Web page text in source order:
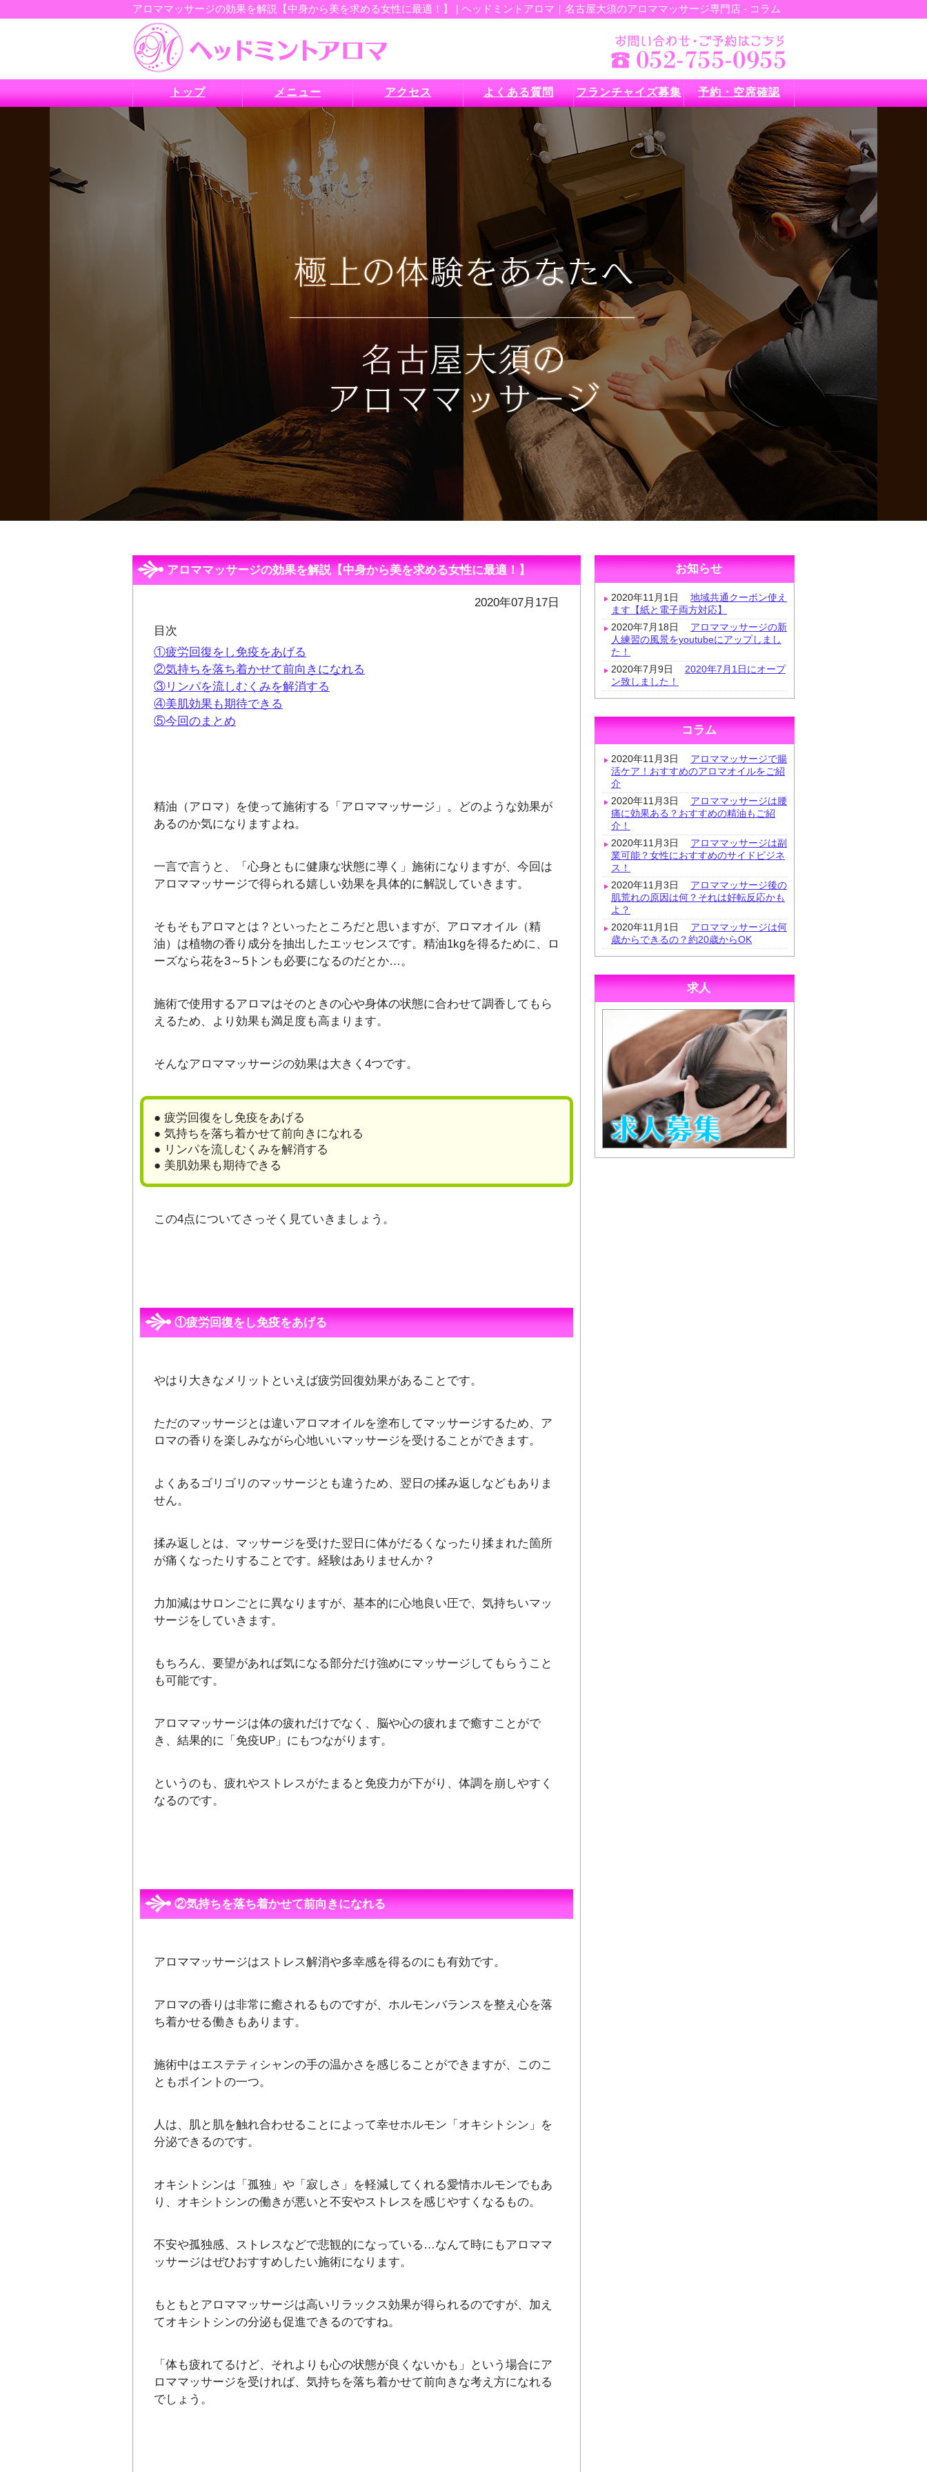
アロママッサージの効果を解説【中身から美を求める女性に最適！】 | ヘッドミントアロマ｜名古屋大須のアロママッサージ専門店 - コラム
トップ メニュー アクセス よくある質問 フランチャイズ募集 予約・空席確認
アロママッサージの効果を解説【中身から美を求める女性に最適！】
2020年07月17日
目次
①疲労回復をし免疫をあげる
②気持ちを落ち着かせて前向きになれる
③リンパを流しむくみを解消する
④美肌効果も期待できる
⑤今回のまとめ
精油（アロマ）を使って施術する「アロママッサージ」。どのような効果が
あるのか気になりますよね。
一言で言うと、「心身ともに健康な状態に導く」施術になりますが、今回は
アロママッサージで得られる嬉しい効果を具体的に解説していきます。
そもそもアロマとは？といったところだと思いますが、アロマオイル（精
油）は植物の香り成分を抽出したエッセンスです。精油1kgを得るために、ロ
ーズなら花を3～5トンも必要になるのだとか…。
施術で使用するアロマはそのときの心や身体の状態に合わせて調香してもら
えるため、より効果も満足度も高まります。
そんなアロママッサージの効果は大きく4つです。
● 疲労回復をし免疫をあげる
● 気持ちを落ち着かせて前向きになれる
● リンパを流しむくみを解消する
● 美肌効果も期待できる
この4点についてさっそく見ていきましょう。
①疲労回復をし免疫をあげる
やはり大きなメリットといえば疲労回復効果があることです。
ただのマッサージとは違いアロマオイルを塗布してマッサージするため、ア
ロマの香りを楽しみながら心地いいマッサージを受けることができます。
よくあるゴリゴリのマッサージとも違うため、翌日の揉み返しなどもありま
せん。
揉み返しとは、マッサージを受けた翌日に体がだるくなったり揉まれた箇所
が痛くなったりすることです。経験はありませんか？
力加減はサロンごとに異なりますが、基本的に心地良い圧で、気持ちいマッ
サージをしていきます。
もちろん、要望があれば気になる部分だけ強めにマッサージしてもらうこと
も可能です。
アロママッサージは体の疲れだけでなく、脳や心の疲れまで癒すことがで
き、結果的に「免疫UP」にもつながります。
というのも、疲れやストレスがたまると免疫力が下がり、体調を崩しやすく
なるのです。
②気持ちを落ち着かせて前向きになれる
アロママッサージはストレス解消や多幸感を得るのにも有効です。
アロマの香りは非常に癒されるものですが、ホルモンバランスを整え心を落
ち着かせる働きもあります。
施術中はエステティシャンの手の温かさを感じることができますが、このこ
ともポイントの一つ。
人は、肌と肌を触れ合わせることによって幸せホルモン「オキシトシン」を
分泌できるのです。
オキシトシンは「孤独」や「寂しさ」を軽減してくれる愛情ホルモンでもあ
り、オキシトシンの働きが悪いと不安やストレスを感じやすくなるもの。
不安や孤独感、ストレスなどで悲観的になっている…なんて時にもアロママ
ッサージはぜひおすすめしたい施術になります。
もともとアロママッサージは高いリラックス効果が得られるのですが、加え
てオキシトシンの分泌も促進できるのですね。
「体も疲れてるけど、それよりも心の状態が良くないかも」という場合にア
ロママッサージを受ければ、気持ちを落ち着かせて前向きな考え方になれる
でしょう。
お知らせ
2020年11月1日
地域共通クーポン使え
ます【紙と電子両方対応】
2020年7月18日
アロママッサージの新
人練習の風景をyoutubeにアップしまし
た！
2020年7月9日
2020年7月1日にオープ
ン致しました！
コラム
2020年11月3日
アロママッサージで腸
活ケア！おすすめのアロマオイルをご紹
介
2020年11月3日
アロママッサージは腰
痛に効果ある？おすすめの精油もご紹
介！
2020年11月3日
アロママッサージは副
業可能？女性におすすめのサイドビジネ
ス！
2020年11月3日
アロママッサージ後の
肌荒れの原因は何？それは好転反応かも
よ？
2020年11月1日
アロママッサージは何
歳からできるの？約20歳からOK
求人